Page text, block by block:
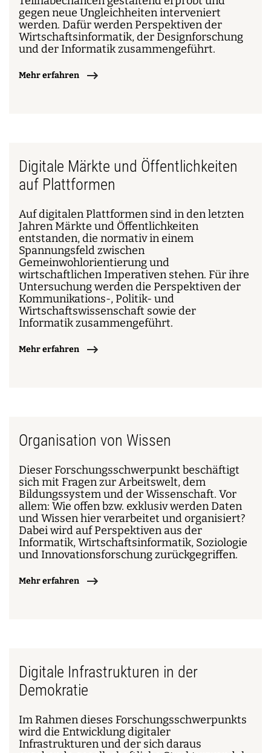
gegen neue Ungleichheiten interveniert
werden. Dafür werden Perspektiven der
Wirtschaftsinformatik, der Designforschung
und der Informatik zusammengeführt.
Mehr erfahren
Digitale Märkte und Öffentlichkeiten
auf Plattformen
Auf digitalen Plattformen sind in den letzten
Jahren Märkte und Öffentlichkeiten
entstanden, die normativ in einem
Spannungsfeld zwischen
Gemeinwohlorientierung und
wirtschaftlichen Imperativen stehen. Für ihre
Untersuchung werden die Perspektiven der
Kommunikations-, Politik- und
Wirtschaftswissenschaft sowie der
Informatik zusammengeführt.
Mehr erfahren
Organisation von Wissen
Dieser Forschungsschwerpunkt beschäftigt
sich mit Fragen zur Arbeitswelt, dem
Bildungssystem und der Wissenschaft. Vor
allem: Wie offen bzw. exklusiv werden Daten
und Wissen hier verarbeitet und organisiert?
Dabei wird auf Perspektiven aus der
Informatik, Wirtschaftsinformatik, Soziologie
und Innovationsforschung zurückgegriffen.
Mehr erfahren
Digitale Infrastrukturen in der
Demokratie
Im Rahmen dieses Forschungsschwerpunkts
wird die Entwicklung digitaler
Infrastrukturen und der sich daraus